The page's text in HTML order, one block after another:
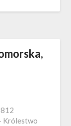
Królestwo